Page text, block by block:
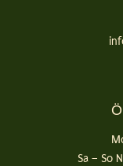
Sa – So